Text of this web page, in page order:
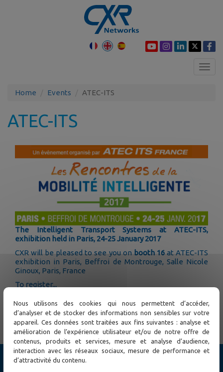
Home Events ATEC-ITS
ATEC-ITS
The Intelligent Transport Systems at ATEC-ITS,
exhibition held in Paris, 24-25 January 2017
CXR will be pleased to see you on booth 16at ATEC-ITS
exhibition in Paris, Beffroi de Montrouge, Salle Nicole
Ginoux, Paris, France
To register...
← Previous Next →
Products
Nous utilisons des cookies qui nous permettent d’accéder,
d’analyser et de stocker des informations non sensibles sur votre
appareil. Ces données sont traitées aux fins suivantes : analyse et
amélioration de l’expérience utilisateur et/ou de notre offre de
contenus, produits et services, mesure et analyse d’audience,
interaction avec les réseaux sociaux, mesure de performance et
d’attractivité du contenu.